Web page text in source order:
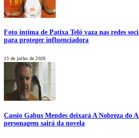
Foto íntima de Patixa Teló vaza nas redes
para proteger influenciadora
13 de julho de 2026
Cassio Gabus Mendes deixará A Nobreza do
personagem sairá da novela